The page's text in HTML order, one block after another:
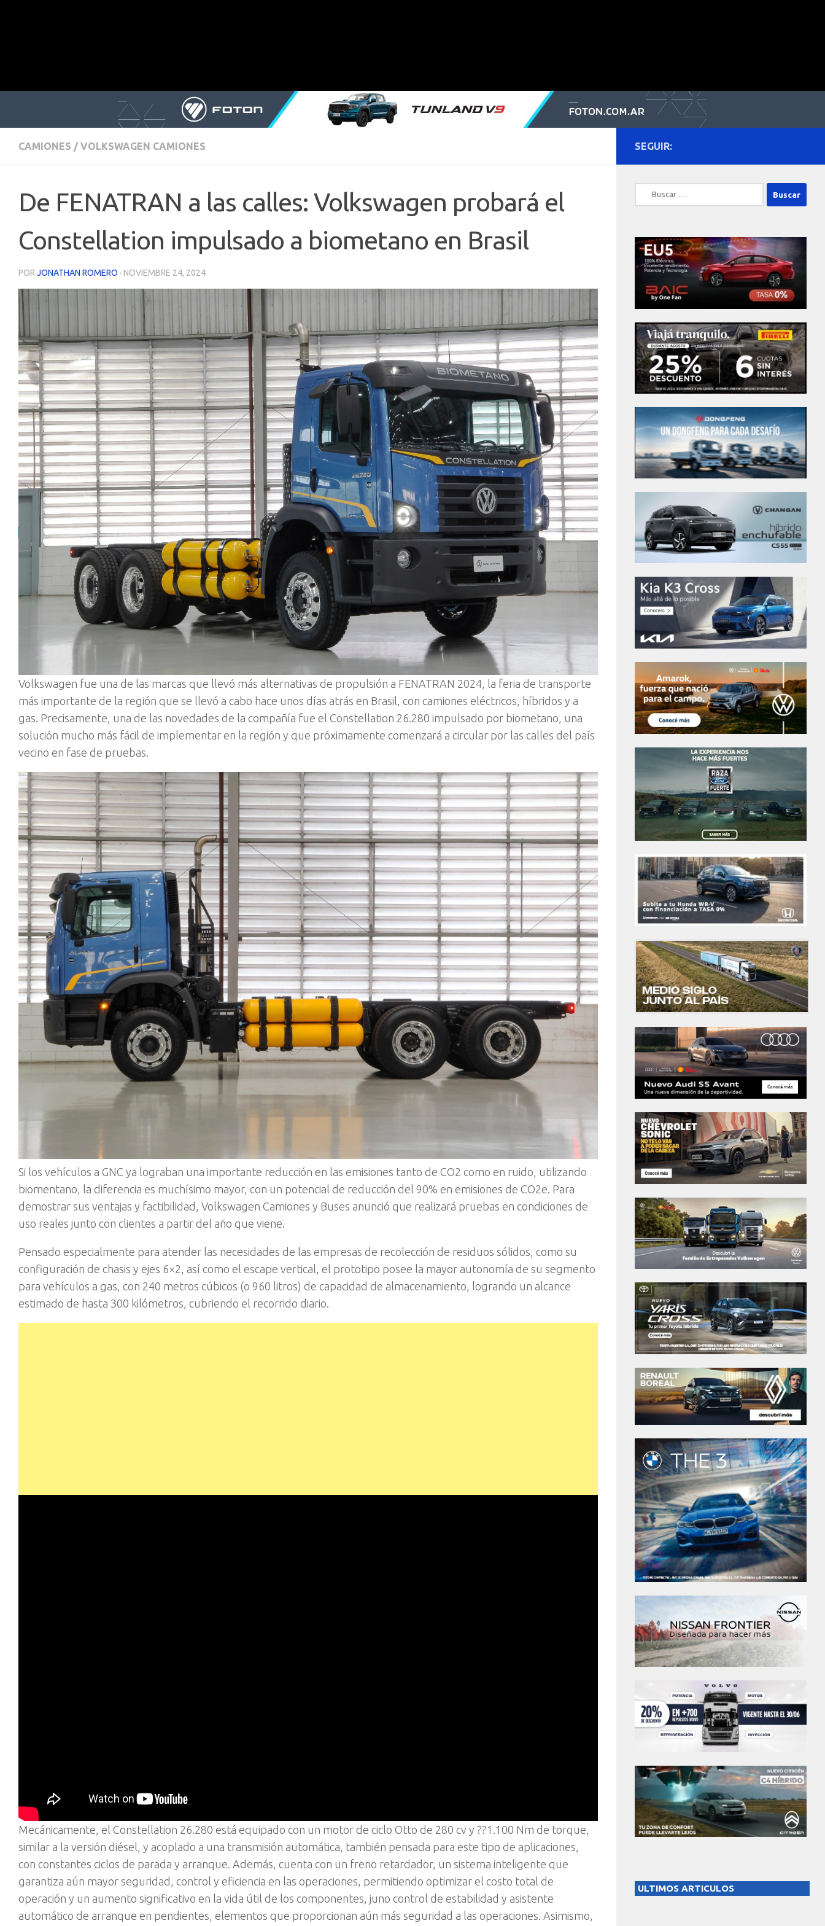
CAMIONES / VOLKSWAGEN CAMIONES
De FENATRAN a las calles: Volkswagen probará el
Constellation impulsado a biometano en Brasil
POR JONATHAN ROMERO · NOVIEMBRE 24, 2024
Volkswagen fue una de las marcas que llevó más alternativas de propulsión a FENATRAN 2024, la feria de transporte
más importante de la región que se llevó a cabo hace unos días atrás en Brasil, con camiones eléctricos, híbridos y a
gas. Precisamente, una de las novedades de la compañía fue el Constellation 26.280 impulsado por biometano, una
solución mucho más fácil de implementar en la región y que próximamente comenzará a circular por las calles del país
vecino en fase de pruebas.
Si los vehículos a GNC ya lograban una importante reducción en las emisiones tanto de CO2 como en ruido, utilizando
biomentano, la diferencia es muchísimo mayor, con un potencial de reducción del 90% en emisiones de CO2e. Para
demostrar sus ventajas y factibilidad, Volkswagen Camiones y Buses anunció que realizará pruebas en condiciones de
uso reales junto con clientes a partir del año que viene.
Pensado especialmente para atender las necesidades de las empresas de recolección de residuos sólidos, como su
configuración de chasis y ejes 6×2, así como el escape vertical, el prototipo posee la mayor autonomía de su segmento
para vehículos a gas, con 240 metros cúbicos (o 960 litros) de capacidad de almacenamiento, logrando un alcance
estimado de hasta 300 kilómetros, cubriendo el recorrido diario.
Mecánicamente, el Constellation 26.280 está equipado con un motor de ciclo Otto de 280 cv y ??1.100 Nm de torque,
similar a la versión diésel, y acoplado a una transmisión automática, también pensada para este tipo de aplicaciones,
con constantes ciclos de parada y arranque. Además, cuenta con un freno retardador, un sistema inteligente que
garantiza aún mayor seguridad, control y eficiencia en las operaciones, permitiendo optimizar el costo total de
operación y un aumento significativo en la vida útil de los componentes, juno control de estabilidad y asistente
automático de arranque en pendientes, elementos que proporcionan aún más seguridad a las operaciones. Asimismo,
SEGUIR:
Buscar:
ULTIMOS ARTICULOS